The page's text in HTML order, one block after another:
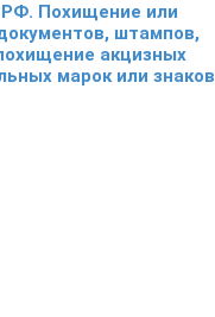
Похищение или
штампов,
акцизных
марок или знаков